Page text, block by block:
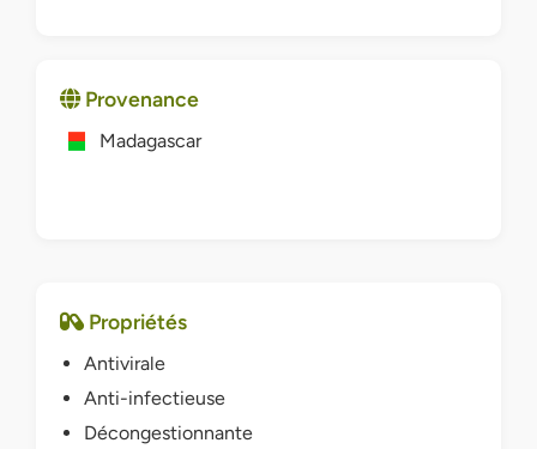
Provenance
Madagascar
Propriétés
Antivirale
Anti-infectieuse
Décongestionnante